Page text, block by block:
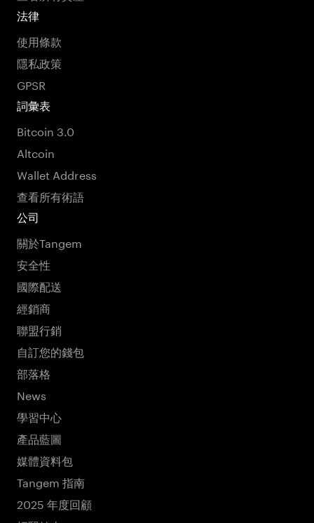
法律
使用條款
隱私政策
GPSR
詞彙表
Bitcoin 3.0
Altcoin
Wallet Address
查看所有術語
公司
關於Tangem
安全性
國際配送
經銷商
聯盟行銷
自訂您的錢包
部落格
News
學習中心
產品藍圖
媒體資料包
Tangem 指南
2025 年度回顧